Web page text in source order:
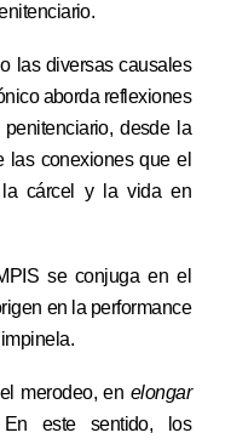
las diversas causales
aborda reflexiones
desde la
las conexiones que el
la cárcel y la vida en
se conjuga en el
en la performance
merodeo, en elongar
este sentido, los